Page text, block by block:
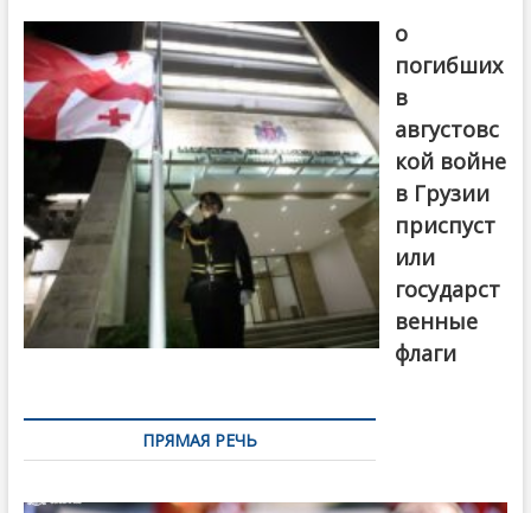
о
погибших
в
августовс
кой войне
в Грузии
приспуст
или
государст
венные
флаги
ПРЯМАЯ РЕЧЬ